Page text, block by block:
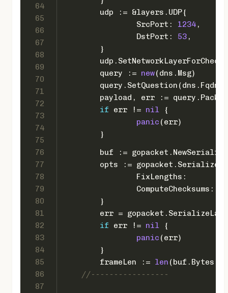
64
65
66
67
68
69
70
71
72
73
74
75
76
77
78
79
80
81
82
83
84
85
86
87
	udp := &layers.UDP{
		SrcPort:
1234 ,
		DstPort:
53 ,
	}
	query :=
new(dns.Msg)
	payload, err := query.Pack()
if err != nil {
panic (err)
	}
buf :=
opts :=
		FixLengths:
		ComputeChecksums:
	}
err =
if err != nil {
panic (err)
	}
	frameLen :=
len (buf.Bytes())
//-----------------